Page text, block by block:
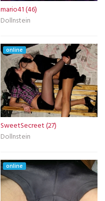
mario41 (46)
Dollnstein
online
SweetSecreet (27)
Dollnstein
online